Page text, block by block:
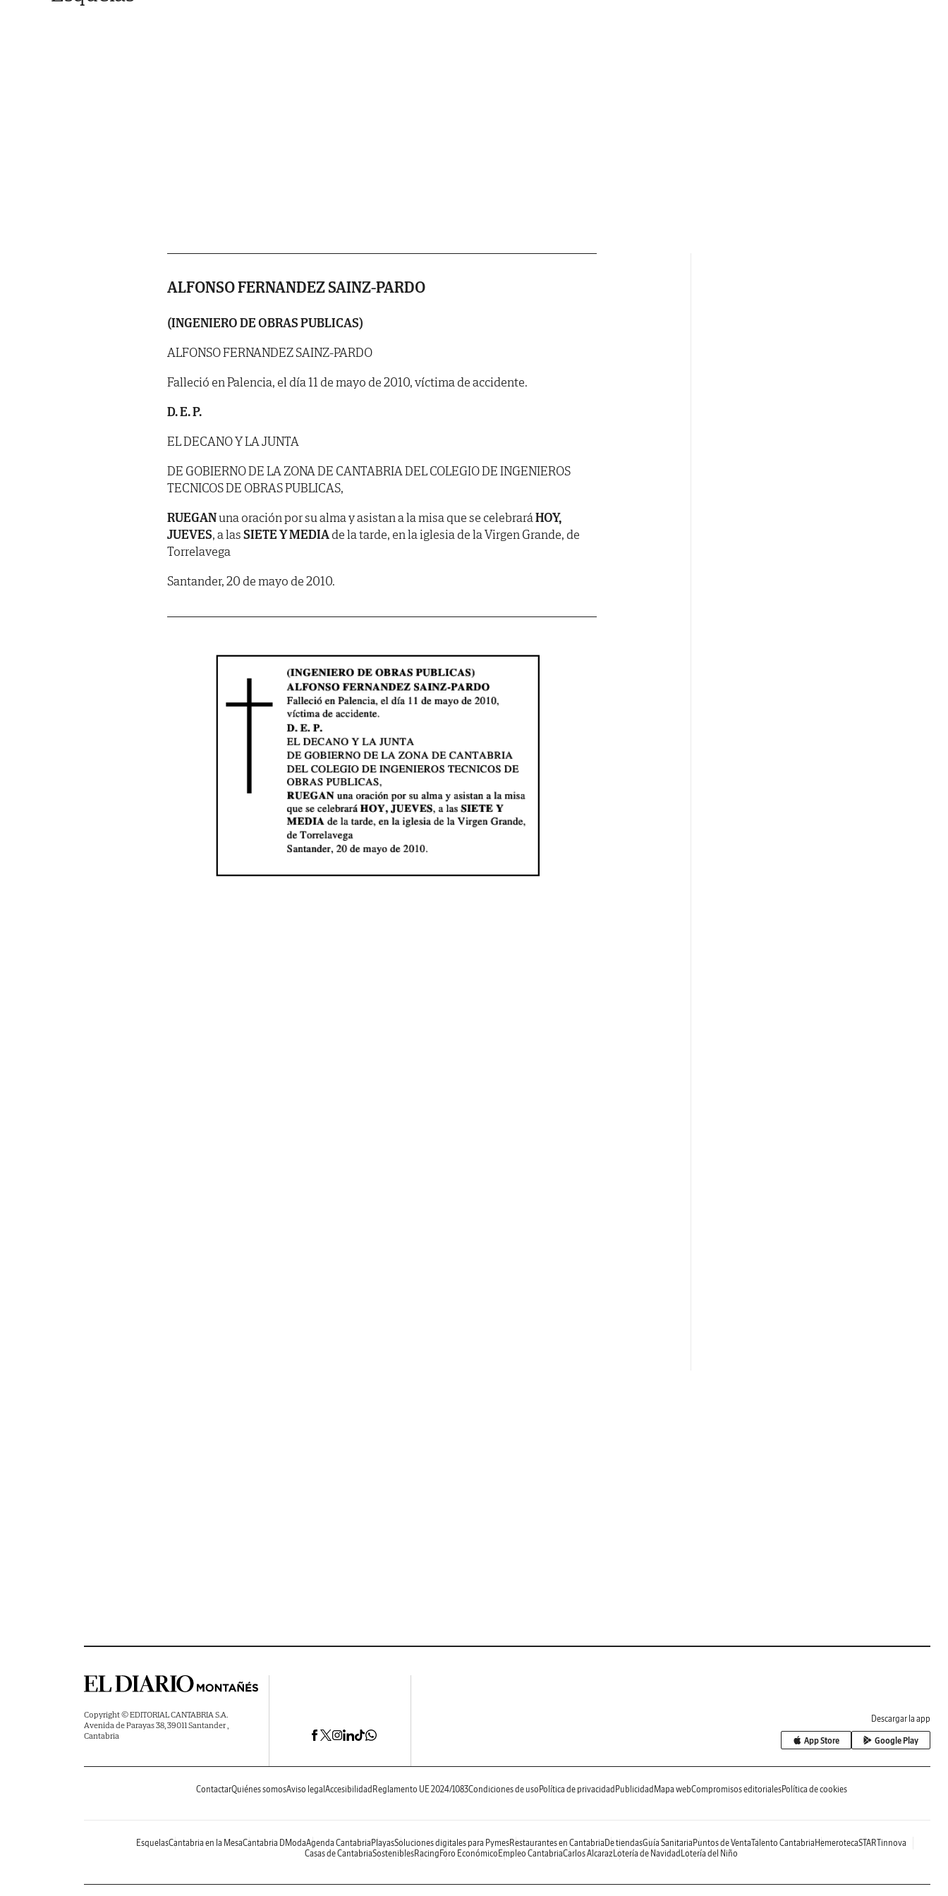
ALFONSO FERNANDEZ SAINZ-PARDO
(INGENIERO DE OBRAS PUBLICAS)
ALFONSO FERNANDEZ SAINZ-PARDO
Falleció en Palencia, el día 11 de mayo de 2010, víctima de accidente.
D. E. P.
EL DECANO Y LA JUNTA
DE GOBIERNO DE LA ZONA DE CANTABRIA DEL COLEGIO DE INGENIEROS
TECNICOS DE OBRAS PUBLICAS,
RUEGANuna oración por su alma y asistan a la misa que se celebraráHOY,
JUEVES, a lasSIETE Y MEDIAde la tarde, en la iglesia de la Virgen Grande, de
Torrelavega
Santander, 20 de mayo de 2010.
Copyright © EDITORIAL CANTABRIA S.A.
Avenida de Parayas 38, 39011 Santander ,
Cantabria
Descargar la app
App Store Google Play
ContactarQuiénes somosAviso legal Accesibilidad Reglamento UE 2024/1083Condiciones de uso Política de privacidad Publicidad Mapa webCompromisos editorialesPolítica de cookies
EsquelasCantabria en la MesaCantabria DModaAgenda Cantabria PlayasSoluciones digitales para PymesRestaurantes en Cantabria De tiendasGuía Sanitaria Puntos de VentaTalento Cantabria HemerotecaSTARTinnova
Casas de CantabriaSosteniblesRacing Foro Económico Empleo CantabriaCarlos AlcarazLotería de Navidad Lotería del Niño